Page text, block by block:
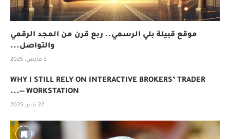
موقع قبيلة بلي الرسمي.. ربع قرن من المجد الرقمي
والتواصل...
3 مارس، 2025
WHY I STILL RELY ON INTERACTIVE BROKERS’ TRADER
WORKSTATION —...
22 يناير، 2025